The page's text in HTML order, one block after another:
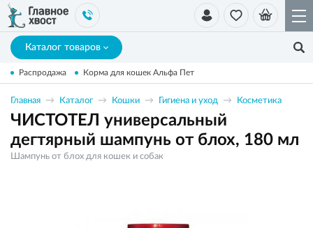
Каталог товаров
Распродажа Корма для кошек Альфа Пет
Главная Каталог Кошки Гигиена и уход Косметика
ЧИСТОТЕЛ универсальный
дегтярный шампунь от блох, 180 мл
Шампунь от блох для кошек и собак